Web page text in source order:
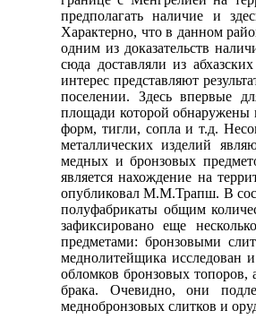
предполагать наличие и
Характерно, что в данном
одним из доказательств
сюда доставляли из
интерес представляют
поселении. Здесь впервые
площади которой обнаружены
форм, тигли, сопла и т.д.
металлических изделий
медных и бронзовых
является нахождение на
опубликовал М.М.Трапш. В
полуфабрикаты общим
зафиксировано еще
предметами: бронзовыми
меднолитейщика исследован
обломков бронзовых топоров,
брака. Очевидно, они
меднобронзовых слитков и